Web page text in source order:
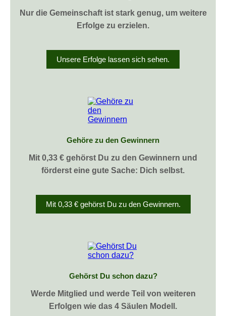
Nur die Gemeinschaft ist stark genug, um weitere
Erfolge zu erzielen.
Unsere Erfolge lassen sich sehen.
Gehöre zu den Gewinnern
Mit 0,33 € gehörst Du zu den Gewinnern und
förderst eine gute Sache: Dich selbst.
Mit 0,33 € gehörst Du zu den Gewinnern.
Gehörst Du schon dazu?
Werde Mitglied und werde Teil von weiteren
Erfolgen wie das 4 Säulen Modell.